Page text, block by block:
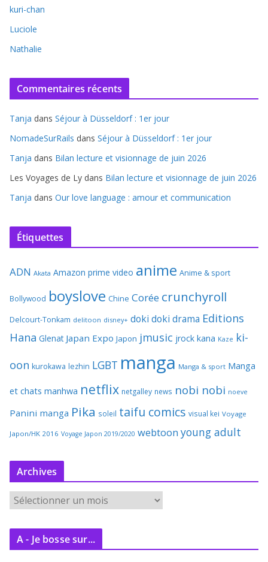
kuri-chan
Luciole
Nathalie
Commentaires récents
Tanja dans Séjour à Düsseldorf : 1er jour
NomadeSurRails dans Séjour à Düsseldorf : 1er jour
Tanja dans Bilan lecture et visionnage de juin 2026
Les Voyages de Ly dans Bilan lecture et visionnage de juin 2026
Tanja dans Our love language : amour et communication
Étiquettes
ADN Akata Amazon prime video anime Anime & sport
Bollywood boyslove Chine Corée crunchyroll
Delcourt-Tonkam delitoon disney+ doki doki drama Editions
Hana Glenat Japan Expo Japon jmusic jrock kana Kaze ki-
oon kurokawa lezhin LGBT manga Manga & sport Manga
et chats manhwa netflix netgalley news nobi nobi noeve
Panini manga Pika soleil taifu comics visual kei Voyage
Japon/HK 2016 Voyage Japon 2019/2020 webtoon young adult
Archives
r
c
A - Je bosse sur...